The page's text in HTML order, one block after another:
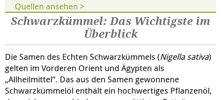
Quellen ansehen >
Schwarzkümmel: Das Wichtigste im
Überblick
Die Samen des Echten Schwarzkümmels (Nigella sativa)
gelten im Vorderen Orient und Ägypten als
„Allheilmittel“. Das aus den Samen gewonnene
Schwarzkümmelöl enthält ein hochwertiges Pflanzenöl,